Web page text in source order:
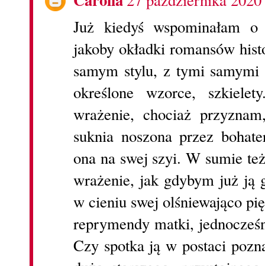
Już kiedyś wspominałam
jakoby okładki romansów
samym stylu, z tymi
określone wzorce,
wrażenie, chociaż
suknia noszona przez
ona na swej szyi. W sumie
wrażenie, jak gdybym już ją
w cieniu swej olśniewająco
reprymendy matki,
Czy spotka ją w postaci